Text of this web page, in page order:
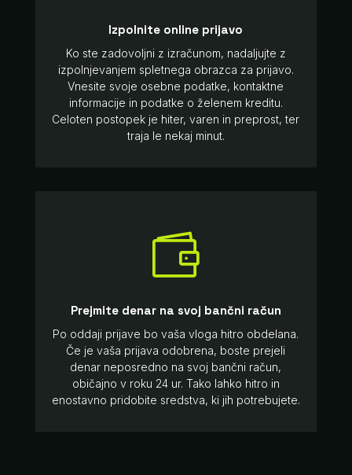
Izpolnite online prijavo
Ko ste zadovoljni z izračunom, nadaljujte z
izpolnjevanjem spletnega obrazca za prijavo.
Vnesite svoje osebne podatke, kontaktne
informacije in podatke o želenem kreditu.
Celoten postopek je hiter, varen in preprost, ter
traja le nekaj minut.

Prejmite denar na svoj bančni račun
Po oddaji prijave bo vaša vloga hitro obdelana.
Če je vaša prijava odobrena, boste prejeli
denar neposredno na svoj bančni račun,
običajno v roku 24 ur. Tako lahko hitro in
enostavno pridobite sredstva, ki jih potrebujete.